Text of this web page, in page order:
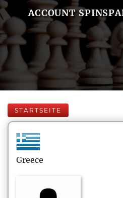
ACCOUNT
STARTSEITE
Greece